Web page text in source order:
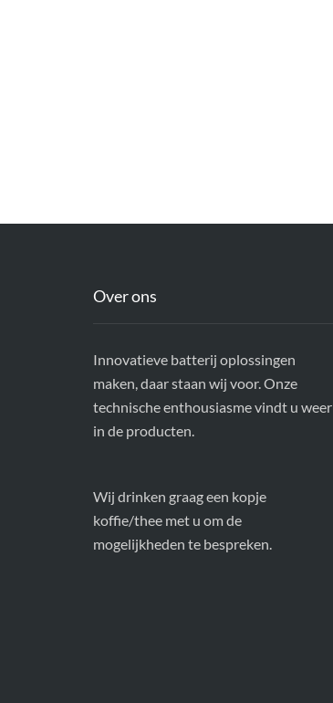
Over ons
Innovatieve batterij oplossingen
maken, daar staan wij voor. Onze
technische enthousiasme vindt u weer
in de producten.
Wij drinken graag een kopje
koffie/thee met u om de
mogelijkheden te bespreken.